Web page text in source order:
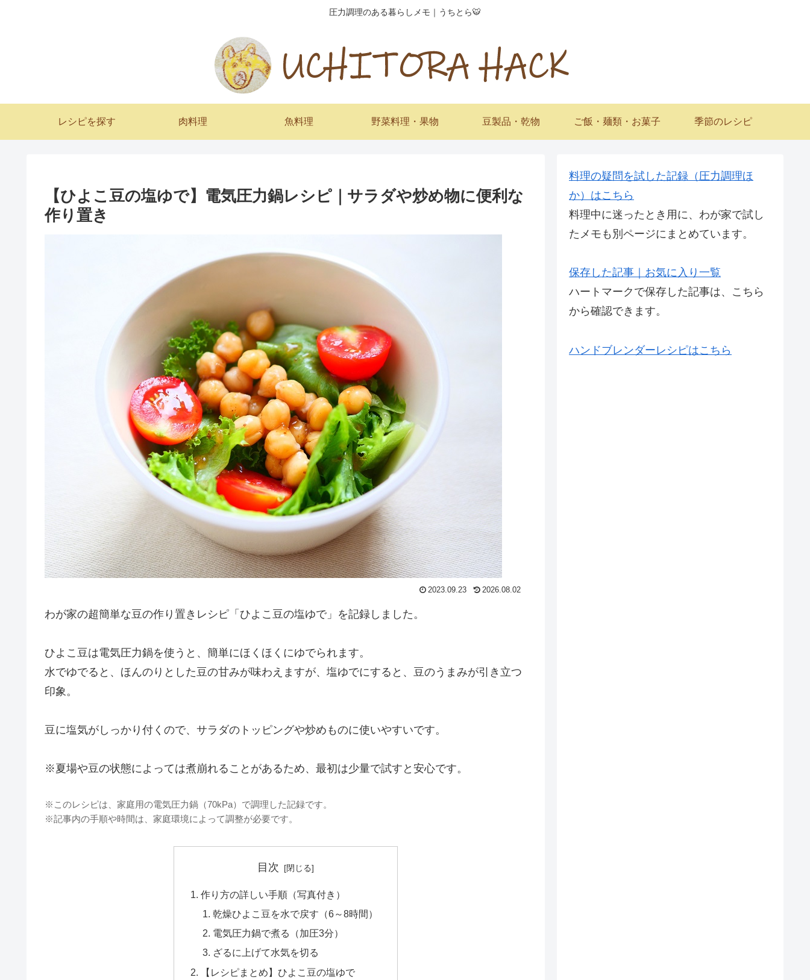
圧力調理のある暮らしメモ｜うちとら🐯
レシピを探す 肉料理 魚料理 野菜料理・果物 豆製品・乾物 ご飯・麺類・お菓子 季節のレシピ
【ひよこ豆の塩ゆで】電気圧力鍋レシピ｜サラダや炒め物に便利な
作り置き
2023.09.23 2026.08.02
わが家の超簡単な豆の作り置きレシピ「ひよこ豆の塩ゆで」を記録しました。
ひよこ豆は電気圧力鍋を使うと、簡単にほくほくにゆでられます。
水でゆでると、ほんのりとした豆の甘みが味わえますが、塩ゆでにすると、豆のうまみが引き立つ
印象。
豆に塩気がしっかり付くので、サラダのトッピングや炒めものに使いやすいです。
※夏場や豆の状態によっては煮崩れることがあるため、最初は少量で試すと安心です。
※このレシピは、家庭用の電気圧力鍋（70kPa）で調理した記録です。
※記事内の手順や時間は、家庭環境によって調整が必要です。
目次
作り方の詳しい手順（写真付き）
乾燥ひよこ豆を水で戻す（6～8時間）
電気圧力鍋で煮る（加圧3分）
ざるに上げて水気を切る
【レシピまとめ】ひよこ豆の塩ゆで
料理の疑問を試した記録（圧力調理ほ
か）はこちら
料理中に迷ったとき用に、わが家で試し
たメモも別ページにまとめています。
保存した記事｜お気に入り一覧
ハートマークで保存した記事は、こちら
から確認できます。
ハンドブレンダーレシピはこちら